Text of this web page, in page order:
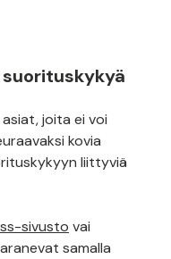
joita ei voi
kovia
liittyviä
sivusto vai
samalla